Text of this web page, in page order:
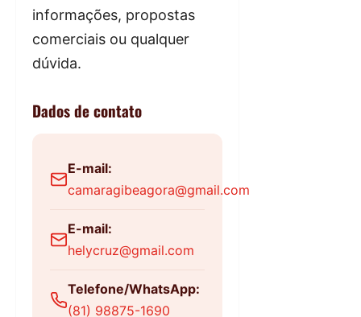
informações, propostas
comerciais ou qualquer
dúvida.
Dados de contato
E-mail:
camaragibeagora@gmail.com
E-mail:
helycruz@gmail.com
Telefone/WhatsApp:
(81) 98875-1690